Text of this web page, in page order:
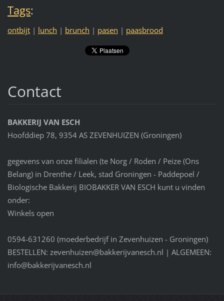
Tags:
ontbijt | lunch | brunch | pasen | paasbrood
Contact
BAKKERIJ VAN ESCH
Hoofddiep 78, 9354 AS ZEVENHUIZEN (Groningen)
gegevens van onze filialen (te Norg / Roden / Peize (Ons
Belang) in Drenthe / Leek, stad Groningen - Paddepoel /
Biologische Bakkerij BIOBAKKER VAN ESCH kunt u vinden
onder:
Winkels open
0594-631260 (moederbedrijf in Zevenhuizen - Groningen)
BESTELLEN: zevenhuizen@bakkerijvanesch.nl | ALGEMEEN:
info@bakkerijvanesch.nl